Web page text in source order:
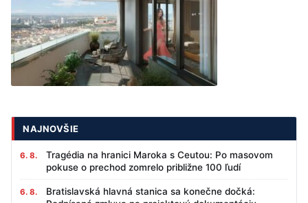
NAJNOVŠIE
6. 8.
Tragédia na hranici Maroka s Ceutou: Po masovom
pokuse o prechod zomrelo približne 100 ľudí
6. 8.
Bratislavská hlavná stanica sa konečne dočká: